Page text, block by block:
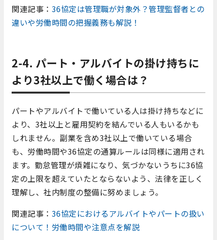
関連記事： 36協定は管理職が対象外？管理監督者との
違いや労働時間の把握義務も解説！
2-4. パート・アルバイトの掛け持ちに
より3社以上で働く場合は？
パートやアルバイトで働いている人は掛け持ちなどに
より、3社以上と雇用契約を結んでいる人もいるかも
しれません。副業を含め3社以上で働いている場合
も、労働時間や36協定の通算ルールは同様に適用され
ます。勤怠管理が煩雑になり、気づかないうちに36協
定の上限を超えていたとならないよう、法律を正しく
理解し、社内制度の整備に努めましょう。
関連記事： 36協定におけるアルバイトやパートの扱い
について！労働時間や注意点を解説